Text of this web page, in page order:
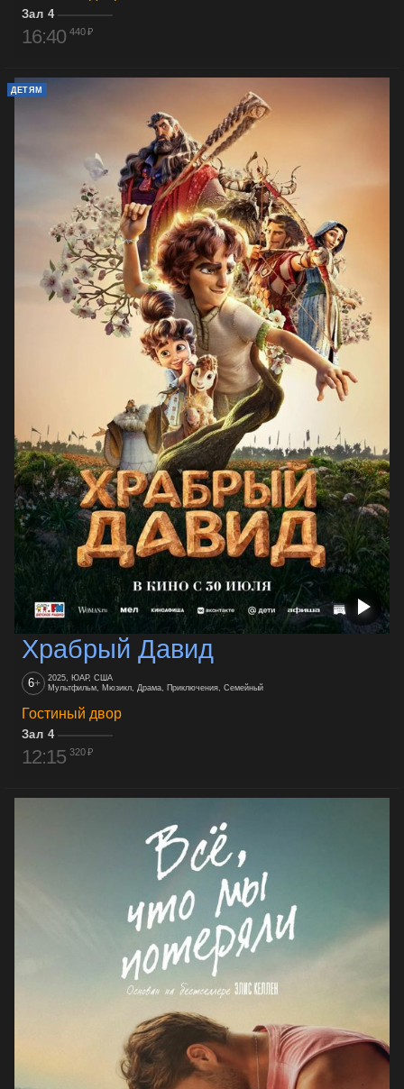
Зал 4
16:40 440 ₽
ДЕТЯМ
Храбрый Давид
6+
2025, ЮАР, США
Мультфильм, Мюзикл, Драма, Приключения, Семейный
Гостиный двор
Зал 4
12:15 320 ₽